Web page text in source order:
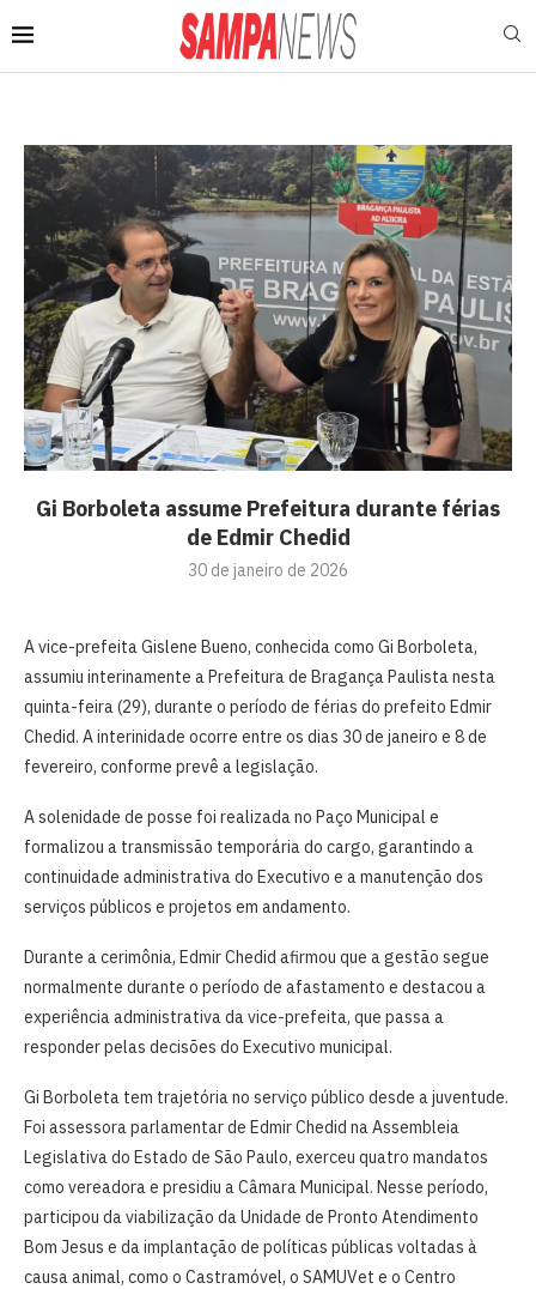
Gi Borboleta assume Prefeitura durante férias
de Edmir Chedid
30 de janeiro de 2026
A vice-prefeita Gislene Bueno, conhecida como Gi Borboleta,
assumiu interinamente a Prefeitura de Bragança Paulista nesta
quinta-feira (29), durante o período de férias do prefeito Edmir
Chedid. A interinidade ocorre entre os dias 30 de janeiro e 8 de
fevereiro, conforme prevê a legislação.
A solenidade de posse foi realizada no Paço Municipal e
formalizou a transmissão temporária do cargo, garantindo a
continuidade administrativa do Executivo e a manutenção dos
serviços públicos e projetos em andamento.
Durante a cerimônia, Edmir Chedid afirmou que a gestão segue
normalmente durante o período de afastamento e destacou a
experiência administrativa da vice-prefeita, que passa a
responder pelas decisões do Executivo municipal.
Gi Borboleta tem trajetória no serviço público desde a juventude.
Foi assessora parlamentar de Edmir Chedid na Assembleia
Legislativa do Estado de São Paulo, exerceu quatro mandatos
como vereadora e presidiu a Câmara Municipal. Nesse período,
participou da viabilização da Unidade de Pronto Atendimento
Bom Jesus e da implantação de políticas públicas voltadas à
causa animal, como o Castramóvel, o SAMUVet e o Centro